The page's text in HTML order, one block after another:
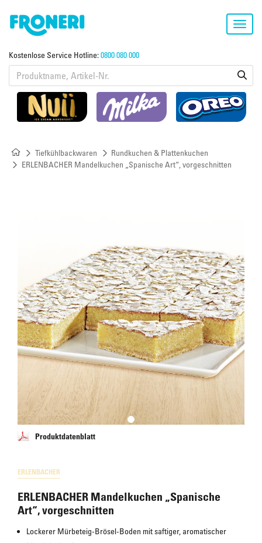
Kostenlose Service Hotline:0800 080 000
Tiefkühlbackwaren
Rundkuchen & Plattenkuchen
ERLENBACHER Mandelkuchen „Spanische Art“, vorgeschnitten
Produktdatenblatt
ERLENBACHER
ERLENBACHER Mandelkuchen „Spanische
Art“, vorgeschnitten
Lockerer Mürbeteig-Brösel-Boden mit saftiger, aromatischer